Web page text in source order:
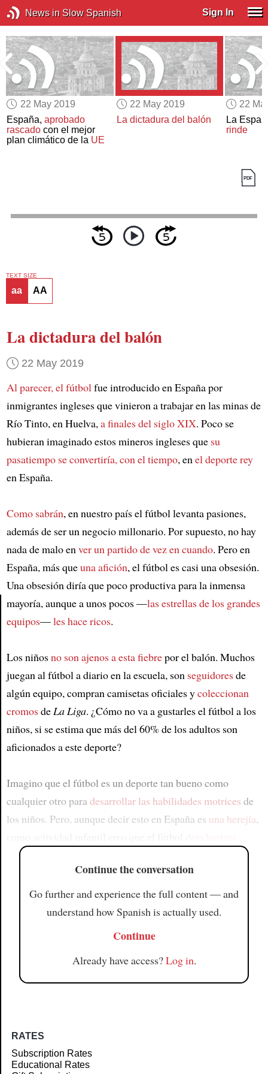
News in Slow Spanish Sign In
22 May 2019
España,aprobado
rascado con el mejor
plan climático de la UE
22 May 2019
La dictadura del balón
22
La
rinde
Article
TEXT SIZE
aa AA
La dictadura del balón
22 May 2019
Al parecer, el fútbolfue introducido en España por
inmigrantes ingleses que vinieron a trabajar en las minas de
Río Tinto, en Huelva,a finales del siglo XIX. Poco se
hubieran imaginado estos mineros ingleses que su
pasatiempo se convertiría, con el tiempo, enel deporte rey
en España.
Como sabrán, en nuestro país el fútbol levanta pasiones,
además de ser un negocio millonario. Por supuesto, no hay
nada de malo enver un partido de vez en cuando. Pero en
España, más queuna afición, el fútbol es casi una obsesión.
Una obsesión diría que poco productiva para la inmensa
mayoría, aunque a unos pocos —las estrellas de los grandes
equipos—les hace ricos.
Los niñosno son ajenos a esta fiebrepor el balón. Muchos
juegan al fútbol a diario en la escuela, son seguidoresde
algún equipo, compran camisetas oficiales ycoleccionan
cromosdeLa Liga. ¿Cómo no va a gustarles el fútbol a los
niños, si se estima que más del 60% de los adultos son
aficionados a este deporte?
Imagino que el fútbol es un deporte tan bueno como
cualquier otro paradesarrollar las habilidades motrices de
los niños. Pero, aunque decir esto en España es una herejía,
Continue the conversation
Go further and experience the full content — and
understand how Spanish is actually used.
Continue
Already have access?Log in.
RATES
Subscription Rates
Educational Rates